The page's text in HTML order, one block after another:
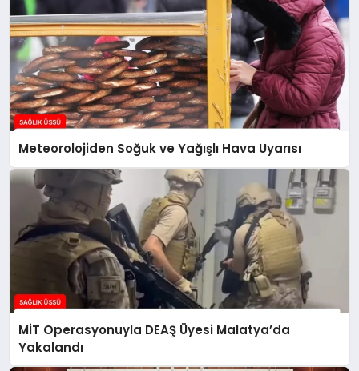
Meteorolojiden Soğuk ve Yağışlı Hava Uyarısı
MİT Operasyonuyla DEAŞ Üyesi Malatya’da
Yakalandı